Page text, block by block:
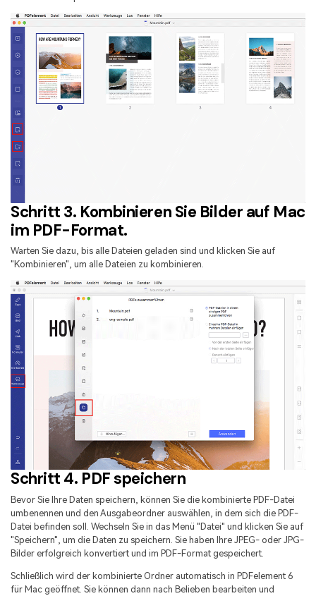
Schritt 3. Kombinieren Sie Bilder auf Mac
im PDF-Format.
Warten Sie dazu, bis alle Dateien geladen sind und klicken Sie auf
"Kombinieren", um alle Dateien zu kombinieren.
Schritt 4. PDF speichern
Bevor Sie Ihre Daten speichern, können Sie die kombinierte PDF-Datei
umbenennen und den Ausgabeordner auswählen, in dem sich die PDF-
Datei befinden soll. Wechseln Sie in das Menü "Datei" und klicken Sie auf
"Speichern", um die Daten zu speichern. Sie haben Ihre JPEG- oder JPG-
Bilder erfolgreich konvertiert und im PDF-Format gespeichert.
Schließlich wird der kombinierte Ordner automatisch in PDFelement 6
für Mac geöffnet. Sie können dann nach Belieben bearbeiten und